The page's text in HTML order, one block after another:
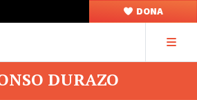
DONA
DURAZO